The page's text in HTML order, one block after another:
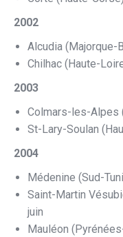
2002
Alcudia (Majorque-
Chilhac (Haute-
2003
Colmars-les-Alpes
St-Lary-Soulan
2004
Médenine (Sud-
Saint-Martin
juin
Mauléon